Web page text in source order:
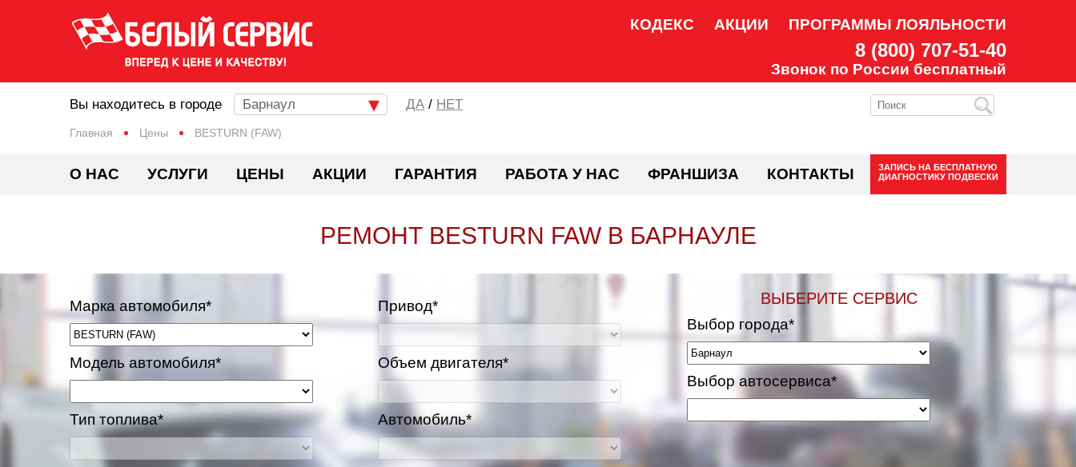
КОДЕКС АКЦИИ ПРОГРАММЫ ЛОЯЛЬНОСТИ
8 (800) 707-51-40
Звонок по России бесплатный
Главная Цены BESTURN (FAW)
Вы находитесь в городе Барнаул / НЕТ
О НАС УСЛУГИ ЦЕНЫ АКЦИИ ГАРАНТИЯ РАБОТА У НАС ФРАНШИЗА КОНТАКТЫ ЗАПИСЬ НА БЕСПЛАТНУЮ
ДИАГНОСТИКУ ПОДВЕСКИ
РЕМОНТ BESTURN FAW В БАРНАУЛЕ
Марка автомобиля*
Модель автомобиля*
Тип топлива*
Привод*
Объем двигателя*
Автомобиль*
ВЫБЕРИТЕ СЕРВИС
Выбор города*
Выбор автосервиса*